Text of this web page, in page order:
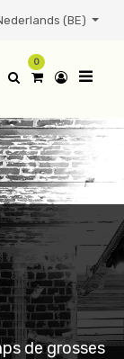
(BE)
0
de grosses